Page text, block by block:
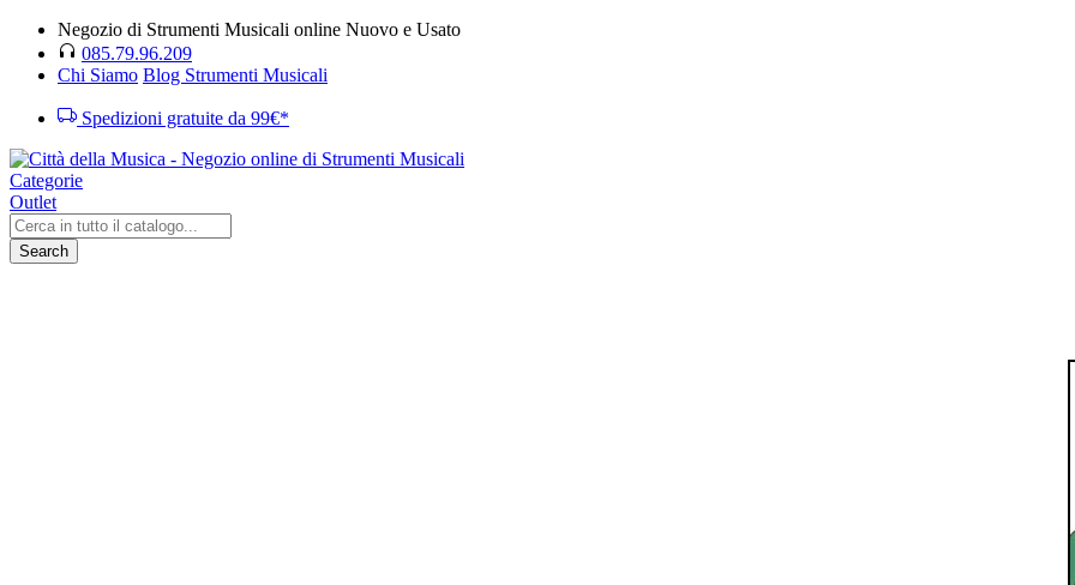
Negozio di Strumenti Musicali online Nuovo e Usato
085.79.96.209
Chi Siamo Blog Strumenti Musicali
Spedizioni gratuite da 99€*
Categorie
Outlet
Search